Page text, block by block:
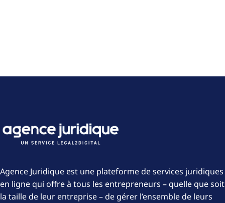
Agence Juridique est une plateforme de services juridiques
en ligne qui offre à tous les entrepreneurs – quelle que soit
la taille de leur entreprise – de gérer l’ensemble de leurs